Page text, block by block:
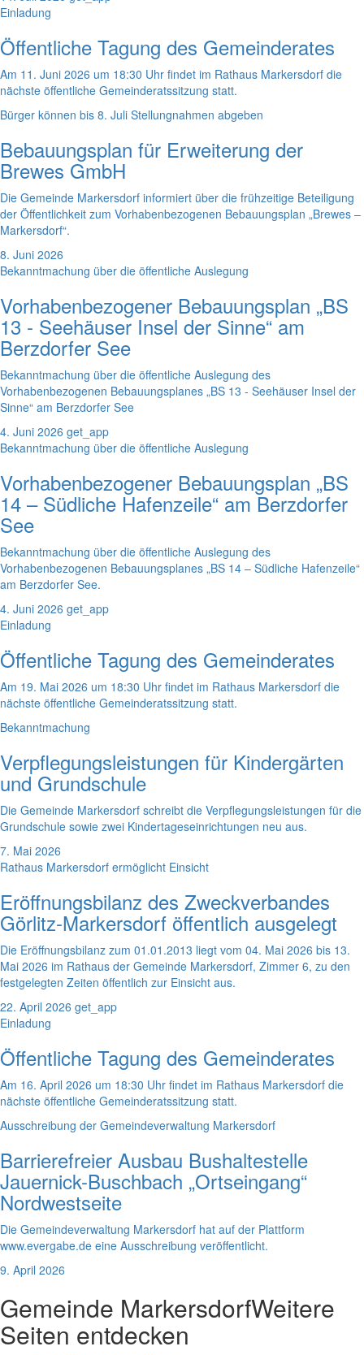
Einladung
Öffentliche Tagung des Gemeinderates
Am 11. Juni 2026 um 18:30 Uhr findet im Rathaus Markersdorf die
nächste öffentliche Gemeinderatssitzung statt.
Bürger können bis 8. Juli Stellungnahmen abgeben
Bebauungsplan für Erweiterung der
Brewes GmbH
Die Gemeinde Markersdorf informiert über die frühzeitige Beteiligung
der Öffentlichkeit zum Vorhabenbezogenen Bebauungsplan „Brewes –
Markersdorf“.
8. Juni 2026
Bekanntmachung über die öffentliche Auslegung
Vorhabenbezogener Bebauungsplan „BS
13 - Seehäuser Insel der Sinne“ am
Berzdorfer See
Bekanntmachung über die öffentliche Auslegung des
Vorhabenbezogenen Bebauungsplanes „BS 13 - Seehäuser Insel der
Sinne“ am Berzdorfer See
4. Juni 2026 get_app
Bekanntmachung über die öffentliche Auslegung
Vorhabenbezogener Bebauungsplan „BS
14 – Südliche Hafenzeile“ am Berzdorfer
See
Bekanntmachung über die öffentliche Auslegung des
Vorhabenbezogenen Bebauungsplanes „BS 14 – Südliche Hafenzeile“
am Berzdorfer See.
4. Juni 2026 get_app
Einladung
Öffentliche Tagung des Gemeinderates
Am 19. Mai 2026 um 18:30 Uhr findet im Rathaus Markersdorf die
nächste öffentliche Gemeinderatssitzung statt.
Bekanntmachung
Verpflegungsleistungen für Kindergärten
und Grundschule
Die Gemeinde Markersdorf schreibt die Verpflegungsleistungen für die
Grundschule sowie zwei Kindertageseinrichtungen neu aus.
7. Mai 2026
Rathaus Markersdorf ermöglicht Einsicht
Eröffnungsbilanz des Zweckverbandes
Görlitz-Markersdorf öffentlich ausgelegt
Die Eröffnungsbilanz zum 01.01.2013 liegt vom 04. Mai 2026 bis 13.
Mai 2026 im Rathaus der Gemeinde Markersdorf, Zimmer 6, zu den
festgelegten Zeiten öffentlich zur Einsicht aus.
22. April 2026 get_app
Einladung
Öffentliche Tagung des Gemeinderates
Am 16. April 2026 um 18:30 Uhr findet im Rathaus Markersdorf die
nächste öffentliche Gemeinderatssitzung statt.
Ausschreibung der Gemeindeverwaltung Markersdorf
Barrierefreier Ausbau Bushaltestelle
Jauernick-Buschbach „Ortseingang“
Nordwestseite
Die Gemeindeverwaltung Markersdorf hat auf der Plattform
www.evergabe.de eine Ausschreibung veröffentlicht.
9. April 2026
Gemeinde MarkersdorfWeitere
Seiten entdecken